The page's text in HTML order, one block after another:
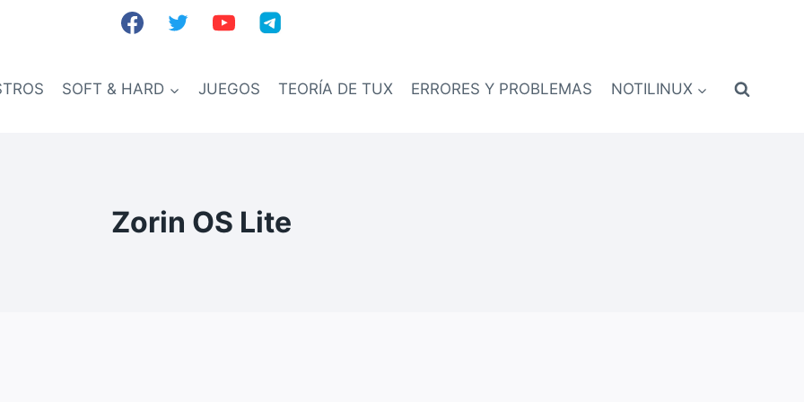
SOFT & HARD JUEGOS TEORÍA DE TUX ERRORES Y PROBLEMAS NOTILINUX
Zorin OS Lite